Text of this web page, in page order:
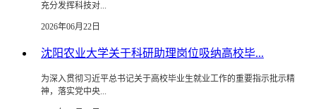
充分发挥科技对...
2026年06月22日
沈阳农业大学关于科研助理岗位吸纳高校毕...
​为深入贯彻习近平总书记关于高校毕业生就业工作的重要指示批示精
神，落实党中央...